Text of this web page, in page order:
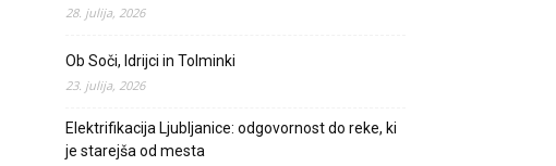
28. julija, 2026
Ob Soči, Idrijci in Tolminki
23. julija, 2026
Elektrifikacija Ljubljanice: odgovornost do reke, ki
je starejša od mesta